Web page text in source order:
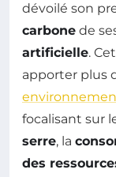
dévoilé son
carbone de
artificielle.
apporter plus
focalisant sur
serre, la
des